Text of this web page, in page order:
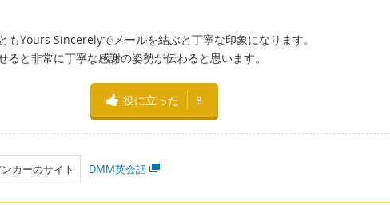
もYours Sincerelyでメールを結ぶと丁寧な印象になります。
ると非常に丁寧な感謝の姿勢が伝わると思います。
役に立った 8
カーのサイト DMM英会話